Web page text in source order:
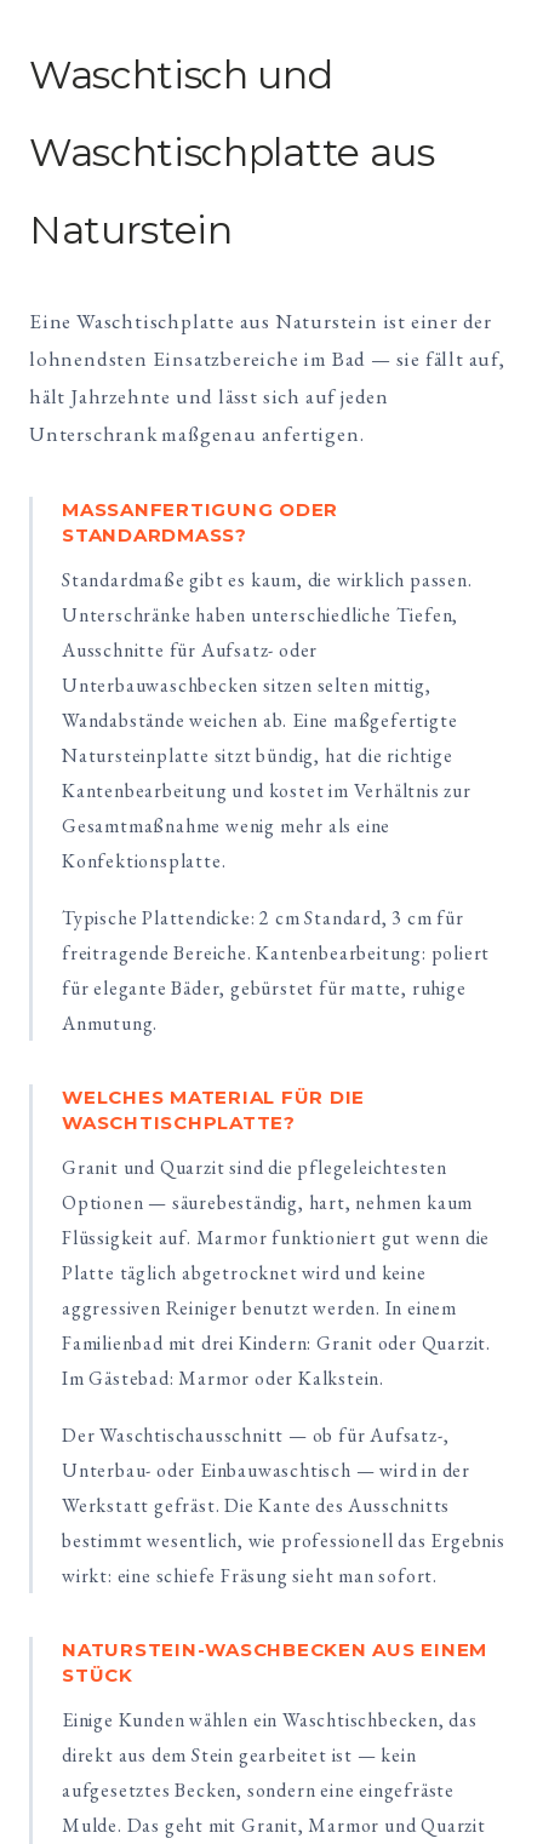
Waschtisch und
Waschtischplatte aus
Naturstein
Eine Waschtischplatte aus Naturstein ist einer der
lohnendsten Einsatzbereiche im Bad — sie fällt auf,
hält Jahrzehnte und lässt sich auf jeden
Unterschrank maßgenau anfertigen.
MASSANFERTIGUNG ODER S
TANDARDMASS?
Standardmaße gibt es kaum, die wirklich passen.
Unterschränke haben unterschiedliche Tiefen,
Ausschnitte für Aufsatz- oder
Unterbauwaschbecken sitzen selten mittig,
Wandabstände weichen ab. Eine maßgefertigte
Natursteinplatte sitzt bündig, hat die richtige
Kantenbearbeitung und kostet im Verhältnis zur
Gesamtmaßnahme wenig mehr als eine
Konfektionsplatte.
Typische Plattendicke: 2 cm Standard, 3 cm für
freitragende Bereiche. Kantenbearbeitung: poliert
für elegante Bäder, gebürstet für matte, ruhige
Anmutung.
WELCHES MATERIAL FÜR DIE
WASCHTISCHPLATTE?
Granit und Quarzit sind die pflegeleichtesten
Optionen — säurebeständig, hart, nehmen kaum
Flüssigkeit auf. Marmor funktioniert gut wenn die
Platte täglich abgetrocknet wird und keine
aggressiven Reiniger benutzt werden. In einem
Familienbad mit drei Kindern: Granit oder Quarzit.
Im Gästebad: Marmor oder Kalkstein.
Der Waschtischausschnitt — ob für Aufsatz-,
Unterbau- oder Einbauwaschtisch — wird in der
Werkstatt gefräst. Die Kante des Ausschnitts
bestimmt wesentlich, wie professionell das Ergebnis
wirkt: eine schiefe Fräsung sieht man sofort.
NATURSTEIN-WASCHBECKEN AUS EINEM
STÜCK
Einige Kunden wählen ein Waschtischbecken, das
direkt aus dem Stein gearbeitet ist — kein
aufgesetztes Becken, sondern eine eingefräste
Mulde. Das geht mit Granit, Marmor und Quarzit